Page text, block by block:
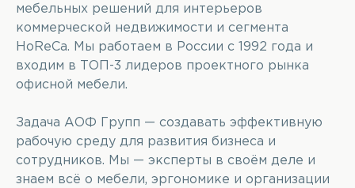
мебельных решений для интерьеров
коммерческой недвижимости и сегмента
HoReCa. Мы работаем в России с 1992 года и
входим в ТОП-3 лидеров проектного рынка
офисной мебели.
Задача АОФ Групп — создавать эффективную
рабочую среду для развития бизнеса и
сотрудников. Мы — эксперты в своём деле и
знаем всё о мебели, эргономике и организации